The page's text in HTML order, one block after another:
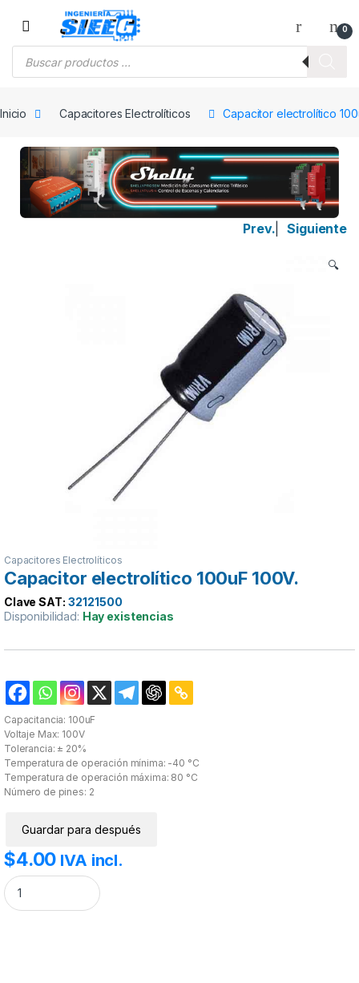
Saltar a la navegación
Saltar al contenido
0
Inicio Capacitores Electrolíticos Capacitor electrolítico
Prev. Siguiente
🔍
Capacitores Electrolíticos
Capacitor electrolítico 100uF 100V.
Clave SAT: 32121500
Disponibilidad: Hay existencias
Capacitancia: 100uF
Voltaje Max: 100V
Tolerancia: ± 20%
Temperatura de operación mínima: -40 °C
Temperatura de operación máxima: 80 °C
Número de pines: 2
Guardar para después
$4.00 IVA incl.
Capacitor electrolítico 100uF 100V. cantidad